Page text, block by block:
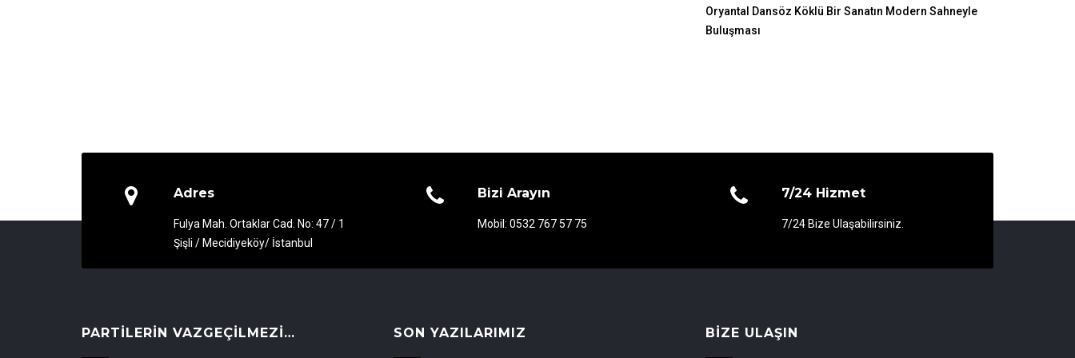
Oryantal Dansöz Köklü Bir Sanatın Modern Sahneyle
Buluşması
Adres
Fulya Mah. Ortaklar Cad. No: 47 / 1
Şişli / Mecidiyeköy/ İstanbul
Bizi Arayın
Mobil: 0532 767 57 75
7/24 Hizmet
7/24 Bize Ulaşabilirsiniz.
PARTILERIN VAZGEÇILMEZI… SON YAZILARIMIZ BIZE ULAŞIN